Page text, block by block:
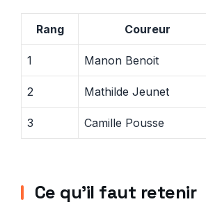
Rang Coureur
1 Manon Benoit
2 Mathilde Jeunet
3 Camille Pousse
Ce qu’il faut retenir